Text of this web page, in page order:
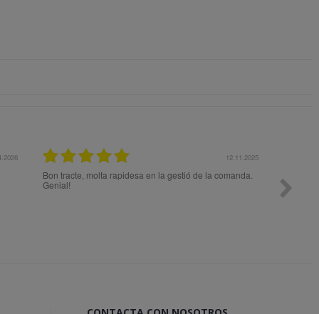
27.10.2025
previo a la compra para elegir
Superó mis
Muy contento, la fecha de entrega del
un día por la alerta roja de lluvias en la
Valenciana, lo cual es totalmente